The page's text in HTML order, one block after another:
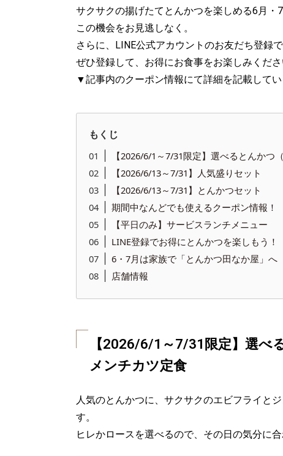
サクサクの揚げたてとんかつを楽しめる6月・
この機会をお見逃しなく。
さらに、LINE公式アカウントのお友だち登録
ぜひ登録して、お得にお食事をお楽しみくださ
▼記事内のクーポン情報にて詳細を記載して
もくじ
【2026/6/1～7/31限定】選べるとんか
【2026/6/13～7/31】人気盛りセット
【2026/6/13～7/31】とんかつセット
期間中なんどでも使えるクーポン情報！
【平日のみ】サービスランチメニュー
LINE登録でお得にとんかつを楽しもう！
6・7月は家族で「とんかつ田なか屋」へ
店舗情報
【2026/6/1～7/31限定】選べ
メンチカツ定食
人気のとんかつに、サクサクのエビフライと
す。
ヒレかロースを選べるので、その日の気分に